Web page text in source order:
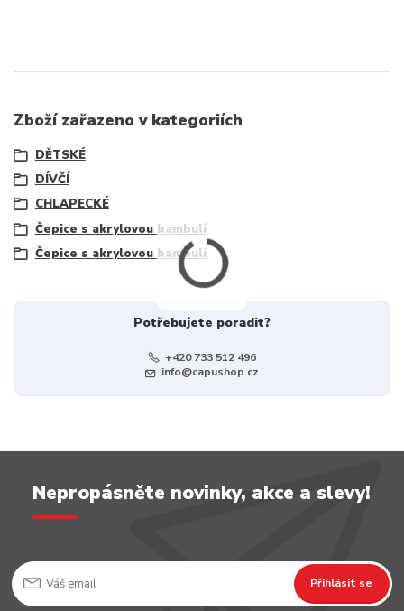
Zboží zařazeno v kategoriích
DĚTSKÉ
DÍVČÍ
CHLAPECKÉ
Čepice s akrylovou bambulí
Čepice s akrylovou bambulí
Potřebujete poradit?
+420 733 512 496
info@capushop.cz
Nepropásněte novinky, akce a slevy!
Přihlásit se